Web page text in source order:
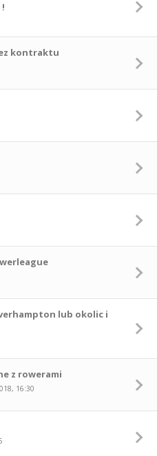
!
kontraktu
lub okolic i
z rowerami
16:30